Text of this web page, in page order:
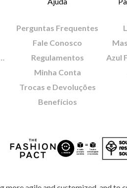
dos Websites
Perguntas Frequentes
Fale Conosco
Regulamentos
Minha Conta
Trocas e Devoluções
Benefícios
Azul